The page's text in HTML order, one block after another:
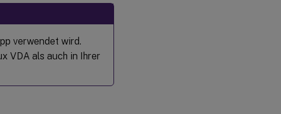
verwendet wird.
VDA als auch in Ihrer